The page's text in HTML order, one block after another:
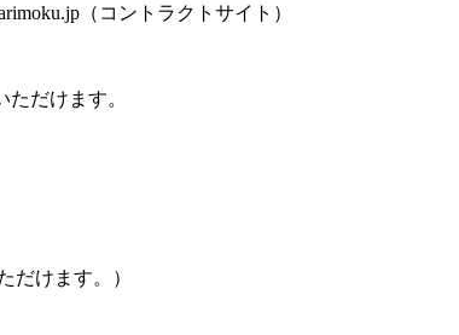
（コントラクトサイト）
だけます。
だけます。）